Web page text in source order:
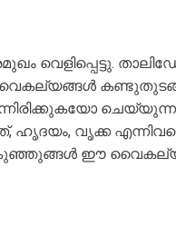
വെളിപ്പെട്ടു.
വൈകല്യങ്ങൾ
ഹൃദയം, വൃക്ക
കുഞ്ഞുങ്ങൾ ഈ